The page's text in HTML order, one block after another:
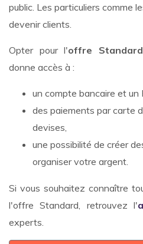
public. Les particuliers comme
devenir clients.
Opter pour l'offre
donne accès à :
un compte bancaire et un
des paiements par carte
devises,
une possibilité de créer
organiser votre argent.
Si vous souhaitez connaître
l'offre Standard, retrouvez l'
experts.